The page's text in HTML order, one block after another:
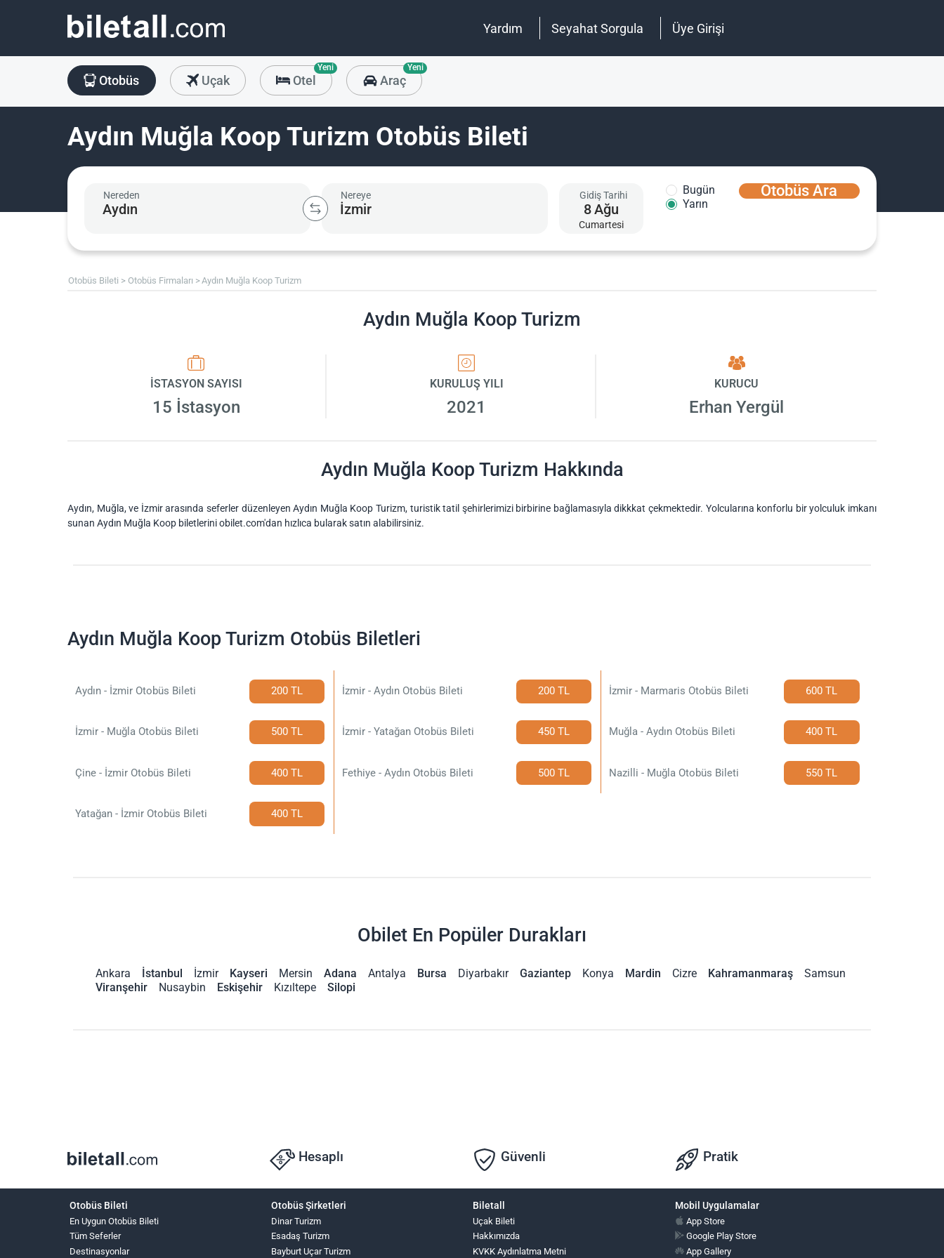
Yardım Seyahat Sorgula Üye Girişi
Otobüs Uçak Otel
Yeni
Araç
Yeni
Aydın Muğla Koop Turizm Otobüs Bileti
Nereden Nereye Gidiş Tarihi
8Ağu
Cumartesi
Bugün
Yarın
Otobüs Ara
Otobüs Bileti Otobüs Firmaları Aydın Muğla Koop Turizm
Aydın Muğla Koop Turizm
İSTASYON SAYISI
15 İstasyon
KURULUŞ YILI
2021
KURUCU
Erhan Yergül
Aydın Muğla Koop Turizm Hakkında
Aydın, Muğla, ve İzmir arasında seferler düzenleyen Aydın Muğla Koop Turizm, turistik tatil şehirlerimizi birbirine bağlamasıyla dikkkat çekmektedir. Yolcularına konforlu bir yolculuk imkanı
sunan Aydın Muğla Koop biletlerini obilet.com'dan hızlıca bularak satın alabilirsiniz.
Aydın Muğla Koop Turizm Otobüs Biletleri
Aydın - İzmir Otobüs Bileti 200 TL İzmir - Aydın Otobüs Bileti 200 TL İzmir - Marmaris Otobüs Bileti 600 TL
İzmir - Muğla Otobüs Bileti 500 TL İzmir - Yatağan Otobüs Bileti 450 TL Muğla - Aydın Otobüs Bileti 400 TL
Çine - İzmir Otobüs Bileti 400 TL Fethiye - Aydın Otobüs Bileti 500 TL Nazilli - Muğla Otobüs Bileti 550 TL
Yatağan - İzmir Otobüs Bileti 400 TL
Obilet En Popüler Durakları
Ankara İstanbul İzmir Kayseri Mersin Adana Antalya Bursa Diyarbakır Gaziantep Konya Mardin Cizre Kahramanmaraş
Samsun
Viranşehir
Nusaybin Eskişehir Kızıltepe Silopi
Hesaplı Güvenli Pratik
Otobüs Bileti
En Uygun Otobüs Bileti
Tüm Seferler
Destinasyonlar
Otobüs Şirketleri
Dinar Turizm
Esadaş Turizm
Bayburt Uçar Turizm
Biletall
Uçak Bileti
Hakkımızda
KVKK Aydınlatma Metni
Mobil Uygulamalar
App Store
Google Play Store
App Gallery